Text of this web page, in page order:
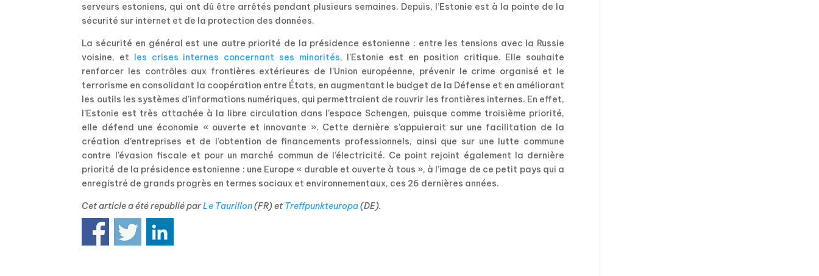
serveurs estoniens, qui ont dû être arrêtés pendant plusieurs semaines. Depuis, l’Estonie est à la pointe de la
sécurité sur internet et de la protection des données.
La sécurité en général est une autre priorité de la présidence estonienne : entre les tensions avec la Russie
voisine, et les crises internes concernant ses minorités, l’Estonie est en position critique. Elle souhaite
renforcer les contrôles aux frontières extérieures de l’Union européenne, prévenir le crime organisé et le
terrorisme en consolidant la coopération entre États, en augmentant le budget de la Défense et en améliorant
les outils les systèmes d’informations numériques, qui permettraient de rouvrir les frontières internes. En effet,
l’Estonie est très attachée à la libre circulation dans l’espace Schengen, puisque comme troisième priorité,
elle défend une économie « ouverte et innovante ». Cette dernière s’appuierait sur une facilitation de la
création d’entreprises et de l’obtention de financements professionnels, ainsi que sur une lutte commune
contre l’évasion fiscale et pour un marché commun de l’électricité. Ce point rejoint également la dernière
priorité de la présidence estonienne : une Europe « durable et ouverte à tous », à l’image de ce petit pays qui a
enregistré de grands progrès en termes sociaux et environnementaux, ces 26 dernières années.
Cet article a été republié parLe Taurillon(FR) et Treffpunkteuropa(DE).